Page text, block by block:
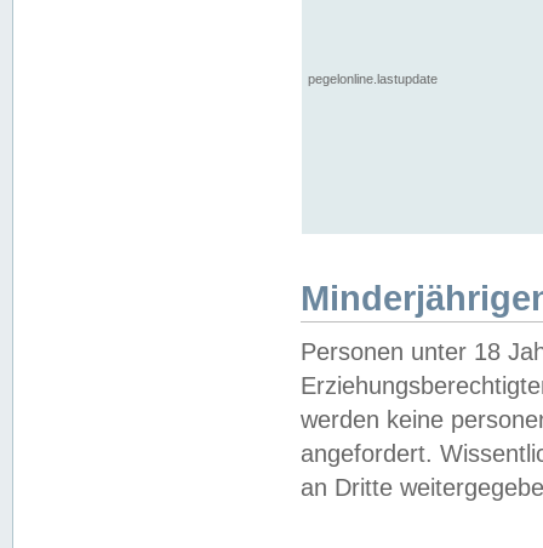
pegelonline.lastupdate
Personen unter 18
werden keine
angefordert.
an Dritte